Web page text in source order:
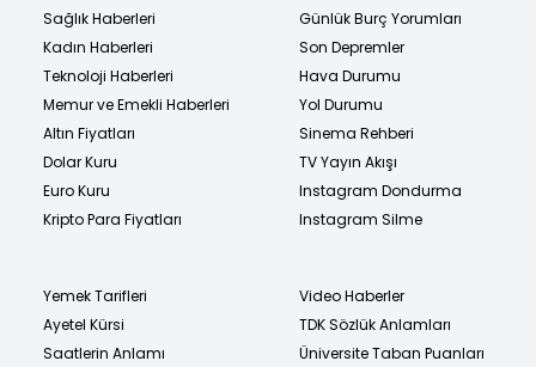
Sağlık Haberleri
Kadın Haberleri
Teknoloji Haberleri
Memur ve Emekli Haberleri
Altın Fiyatları
Dolar Kuru
Euro Kuru
Kripto Para Fiyatları
Günlük Burç Yorumları
Son Depremler
Hava Durumu
Yol Durumu
Sinema Rehberi
TV Yayın Akışı
Instagram Dondurma
Instagram Silme
Yemek Tarifleri
Ayetel Kürsi
Saatlerin Anlamı
Video Haberler
TDK Sözlük Anlamları
Üniversite Taban Puanları